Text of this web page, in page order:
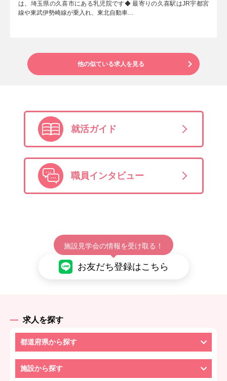
は、埼玉県の久喜市にある乳児院です◆ 最寄りの久喜駅はJR宇都宮
線や東武伊勢崎線が乗入れ、東北自動車…
他の似ている求人を見る
就活ガイド
職員インタビュー
施設見学会の情報を受け取る！
お友だち登録はこちら
求人を探す
都道府県から探す
施設から探す